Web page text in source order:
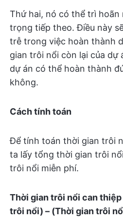
Thứ hai, nó có thể trì hoãn
trọng tiếp theo. Điều này
trễ trong việc hoàn thành
gian trôi nổi còn lại của dự
dự án có thể hoàn thành
không.
Cách tính toán
Để tính toán thời gian trôi
ta lấy tổng thời gian trôi
trôi nổi miễn phí.
Thời gian trôi nổi can
trôi nổi) – (Thời gian trôi